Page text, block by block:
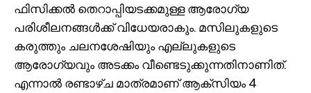
ഫിസിക്കല്‍ തെറാപ്പിയടക്കമുള്ള ആരോഗ്യ
പരിശീലനങ്ങള്‍ക്ക് വിധേയരാകും. മസിലുകളുടെ
കരുത്തും ചലനശേഷിയും എല്ലുകളുടെ
ആരോഗ്യവും അടക്കം വീണ്ടെടുക്കുന്നതിനാണിത്.
എന്നാല്‍ രണ്ടാഴ്‌ച മാത്രമാണ് ആക്സിയം 4